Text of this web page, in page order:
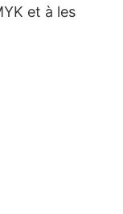
et à les